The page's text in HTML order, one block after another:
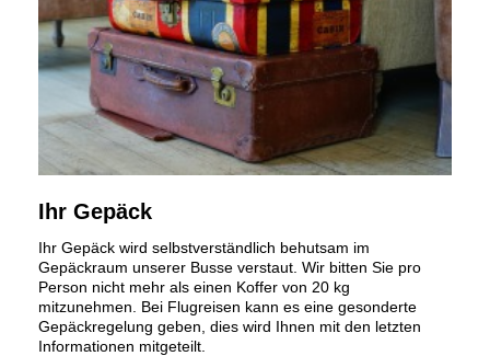
Ihr Gepäck
Ihr Gepäck wird selbstverständlich behutsam im
Gepäckraum unserer Busse verstaut. Wir bitten Sie pro
Person nicht mehr als einen Koffer von 20 kg
mitzunehmen. Bei Flugreisen kann es eine gesonderte
Gepäckregelung geben, dies wird Ihnen mit den letzten
Informationen mitgeteilt.